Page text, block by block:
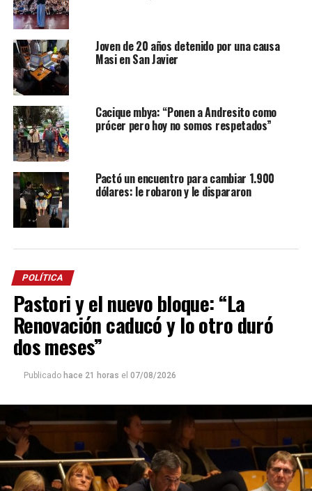
Joven de 20 años detenido por una causa
Masi en San Javier
Cacique mbya: “Ponen a Andresito como
prócer pero hoy no somos respetados”
Pactó un encuentro para cambiar 1.900
dólares: le robaron y le dispararon
POLÍTICA
Pastori y el nuevo bloque: “La
Renovación caducó y lo otro duró
dos meses”
Publicado hace 21 horas el 07/08/2026